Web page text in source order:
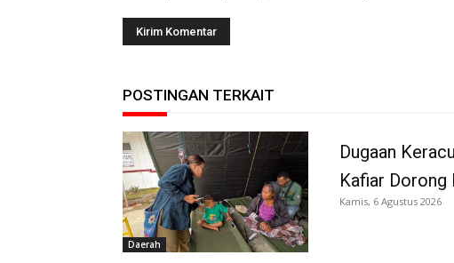
POSTINGAN TERKAIT
Daerah
Dugaan
Kafiar Dorong
Kamis, 6 Agustus 2026